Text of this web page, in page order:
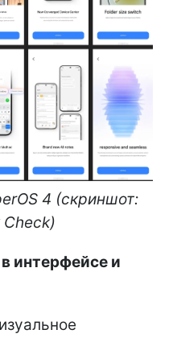
4 (скриншот:
интерфейсе и